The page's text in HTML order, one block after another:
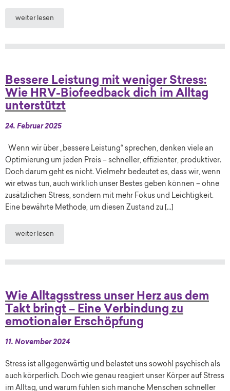
weiter lesen
Bessere Leistung mit weniger Stress:
Wie HRV-Biofeedback dich im Alltag
unterstützt
24. Februar 2025
Wenn wir über „bessere Leistung“ sprechen, denken viele an
Optimierung um jeden Preis – schneller, effizienter, produktiver.
Doch darum geht es nicht. Vielmehr bedeutet es, dass wir, wenn
wir etwas tun, auch wirklich unser Bestes geben können – ohne
zusätzlichen Stress, sondern mit mehr Fokus und Leichtigkeit.
Eine bewährte Methode, um diesen Zustand zu […]
weiter lesen
Wie Alltagsstress unser Herz aus dem
Takt bringt – Eine Verbindung zu
emotionaler Erschöpfung
11. November 2024
Stress ist allgegenwärtig und belastet uns sowohl psychisch als
auch körperlich. Doch wie genau reagiert unser Körper auf Stress
im Alltag, und warum fühlen sich manche Menschen schneller